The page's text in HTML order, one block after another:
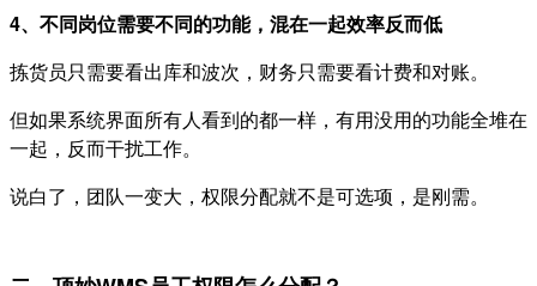
4、不同岗位需要不同的功能，混在一起效率反而低
拣货员只需要看出库和波次，财务只需要看计费和对账。
但如果系统界面所有人看到的都一样，有用没用的功能全堆在
一起，反而干扰工作。
说白了，团队一变大，权限分配就不是可选项，是刚需。